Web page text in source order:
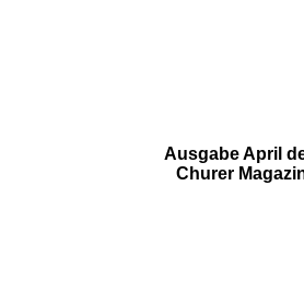
Ausgabe April
Churer